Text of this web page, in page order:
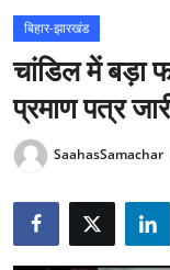
राज्य
अंतराष्ट्रीय
राजनीति
Epaper
बिहार-झारखंड
चांडिल में बड़ा
प्रमाण पत्र
SaahasSamachar